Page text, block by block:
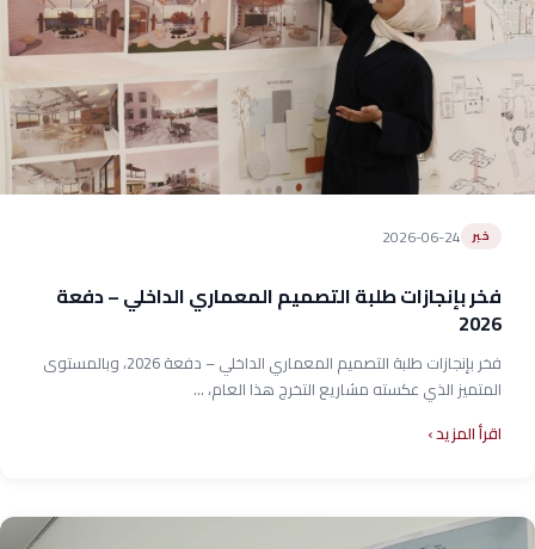
خبر 2026-06-24
فخر بإنجازات طلبة التصميم المعماري الداخلي – دفعة
2026
فخر بإنجازات طلبة التصميم المعماري الداخلي – دفعة 2026، وبالمستوى
المتميز الذي عكسته مشاريع التخرج هذا العام، ...
اقرأ المزيد